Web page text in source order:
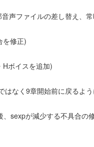
声ファイルの差し替え、
を修正)
ボイスを追加)
なく9章開始前に戻るよ
sexpが減少する不具合